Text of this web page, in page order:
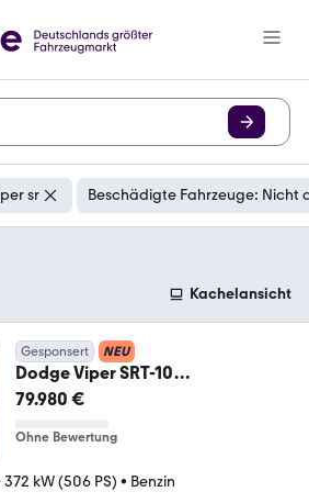
sr Beschädigte Fahrzeuge: Nicht
Kachelansicht
Gesponsert NEU
Dodge Viper SRT-10
*Roadster,V10*
79.980 €
Ohne Bewertung
372 kW (506 PS) • Benzin